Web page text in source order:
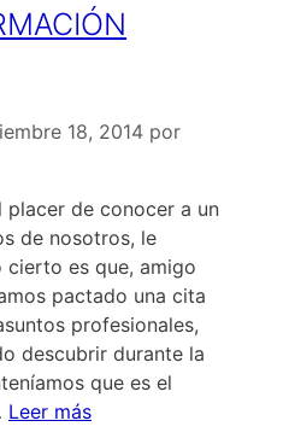
18, 2014 por
placer de conocer a un
de nosotros, le
cierto es que, amigo
pactado una cita
profesionales,
descubrir durante la
que es el
Leer más